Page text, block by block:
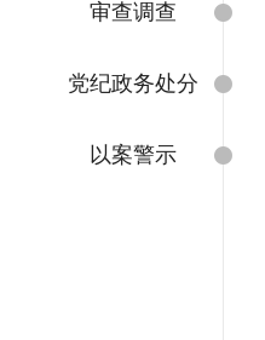
审查调查
党纪政务处分
以案警示